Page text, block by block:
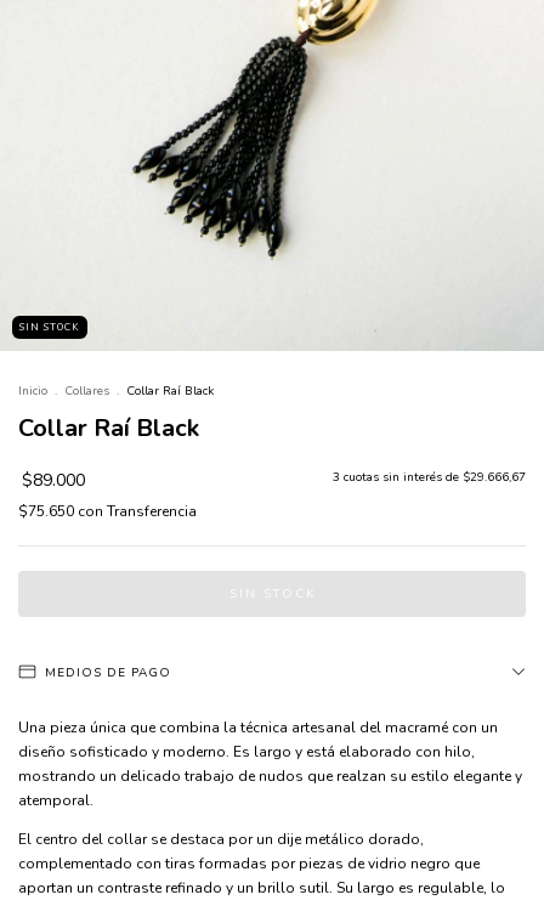
SIN STOCK
Inicio . Collares . Collar Raí Black
Collar Raí Black
$89.000 3 cuotas sin interés de $29.666,67
$75.650 con Transferencia
MEDIOS DE PAGO
Una pieza única que combina la técnica artesanal del macramé con un
diseño sofisticado y moderno. Es largo y está elaborado con hilo,
mostrando un delicado trabajo de nudos que realzan su estilo elegante y
atemporal.
El centro del collar se destaca por un dije metálico dorado,
complementado con tiras formadas por piezas de vidrio negro que
aportan un contraste refinado y un brillo sutil. Su largo es regulable, lo